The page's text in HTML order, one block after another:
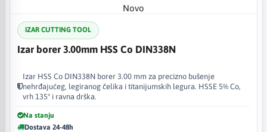
Novo
IZAR CUTTING TOOL
Izar borer 3.00mm HSS Co DIN338N
Izar HSS Co DIN338N borer 3.00 mm za precizno bušenje
nehrđajućeg, legiranog čelika i titanijumskih legura. HSSE 5% Co,
vrh 135° i ravna drška.
Na stanju
Dostava 24-48h